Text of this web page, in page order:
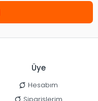
Üye
Hesabım